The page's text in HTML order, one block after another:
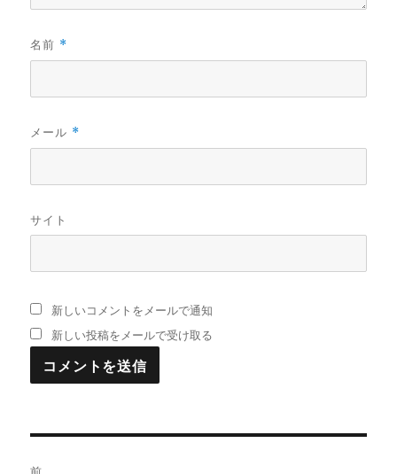
名前 *
メール *
サイト
新しいコメントをメールで通知
新しい投稿をメールで受け取る